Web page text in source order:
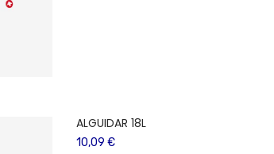
ALGUIDAR 18L
10,09 €